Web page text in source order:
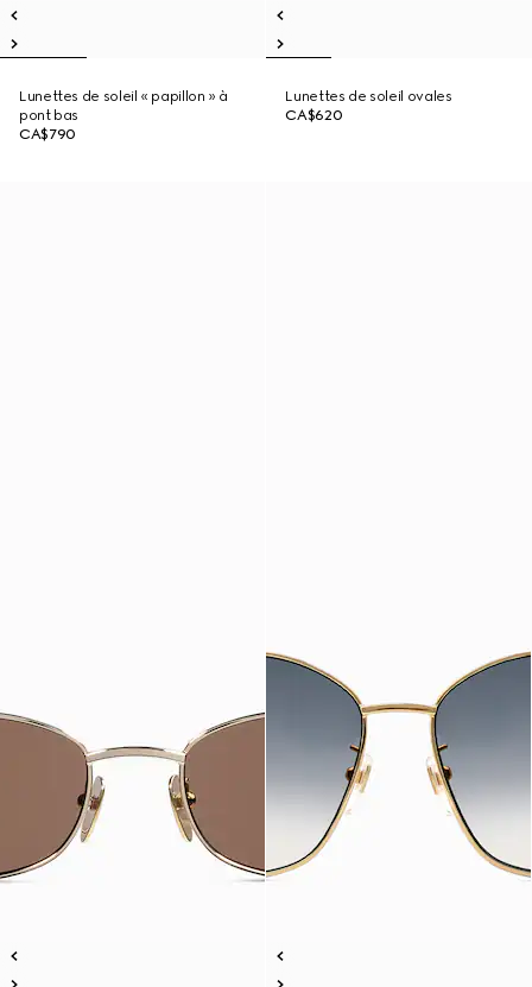
Lunettes de soleil « papillon » à
pont bas
CA$790
Lunettes de soleil ovales
CA$620